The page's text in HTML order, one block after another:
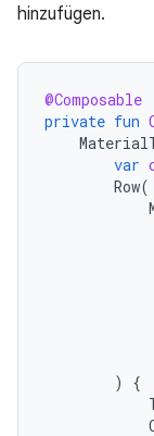
hinzufügen.
@Composable
private fun
var
Row(
)
{